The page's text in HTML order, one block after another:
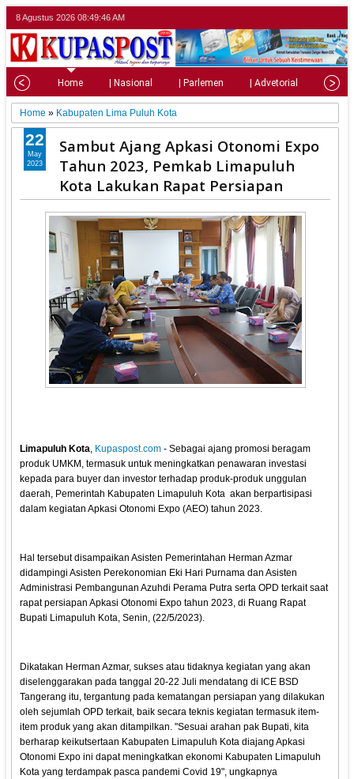
8 Agustus 2026 08:49:48 AM
Home | Nasional | Parlemen | Advetorial |
Home » Kabupaten Lima Puluh Kota
Sambut Ajang Apkasi Otonomi Expo
Tahun 2023, Pemkab Limapuluh
Kota Lakukan Rapat Persiapan
Limapuluh Kota, Kupaspost.com - Sebagai ajang promosi beragam
produk UMKM, termasuk untuk meningkatkan penawaran investasi
kepada para buyer dan investor terhadap produk-produk unggulan
daerah, Pemerintah Kabupaten Limapuluh Kota akan berpartisipasi
dalam kegiatan Apkasi Otonomi Expo (AEO) tahun 2023.
Hal tersebut disampaikan Asisten Pemerintahan Herman Azmar
didampingi Asisten Perekonomian Eki Hari Purnama dan Asisten
Administrasi Pembangunan Azuhdi Perama Putra serta OPD terkait saat
rapat persiapan Apkasi Otonomi Expo tahun 2023, di Ruang Rapat
Bupati Limapuluh Kota, Senin, (22/5/2023).
Dikatakan Herman Azmar, sukses atau tidaknya kegiatan yang akan
diselenggarakan pada tanggal 20-22 Juli mendatang di ICE BSD
Tangerang itu, tergantung pada kematangan persiapan yang dilakukan
oleh sejumlah OPD terkait, baik secara teknis kegiatan termasuk item-
item produk yang akan ditampilkan. "Sesuai arahan pak Bupati, kita
berharap keikutsertaan Kabupaten Limapuluh Kota diajang Apkasi
Otonomi Expo ini dapat meningkatkan ekonomi Kabupaten Limapuluh
Kota yang terdampak pasca pandemi Covid 19", ungkapnya
22
May
2023